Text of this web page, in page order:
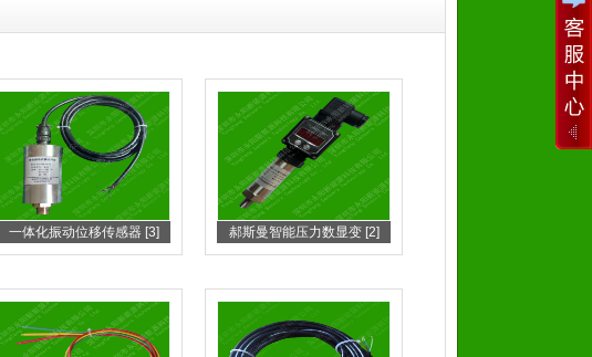
一体化振动位移传感器 [3] 郝斯曼智能压力数显变 [2]